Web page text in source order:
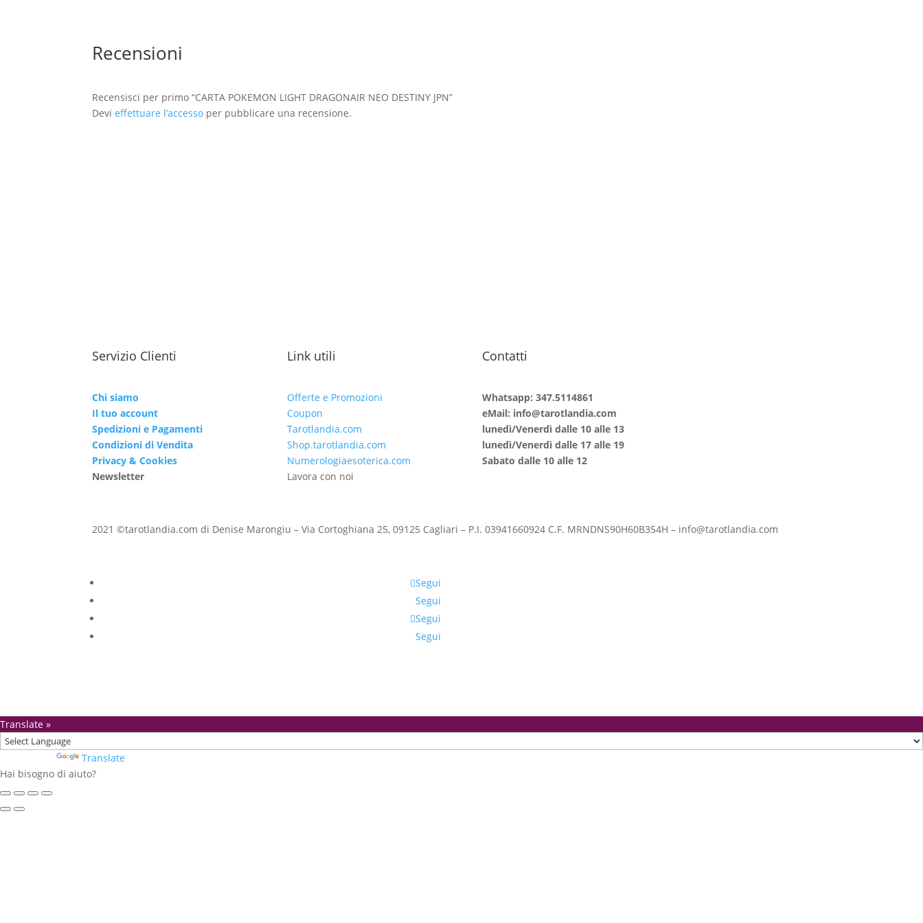
Recensioni
Recensisci per primo “CARTA POKEMON LIGHT DRAGONAIR NEO DESTINY JPN”
Devieffettuare l’accesso per pubblicare una recensione.
Servizio Clienti
Chi siamo
Il tuo account
Spedizioni e Pagamenti
Condizioni di Vendita
Privacy & Cookies
Newsletter
Link utili
Offerte e Promozioni
Coupon
Tarotlandia.com
Shop.tarotlandia.com
Numerologiaesoterica.com
Lavora con noi
Contatti
Whatsapp: 347.5114861
eMail: info@tarotlandia.com
lunedì/Venerdì dalle 10 alle 13
lunedì/Venerdì dalle 17 alle 19
Sabato dalle 10 alle 12
2021 ©tarotlandia.com di Denise Marongiu – Via Cortoghiana 25, 09125 Cagliari – P.I. 03941660924 C.F. MRNDNS90H60B354H – info@tarotlandia.com
Segui
Segui
Segui
Segui
Translate »
Translate
Hai bisogno di aiuto?